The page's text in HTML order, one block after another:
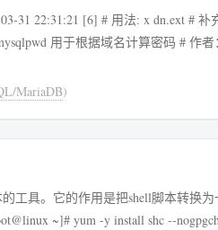
31 22:31:21 [6] # 用法: x dn.ext # 补
MariaDB)
工具。它的作用是把shell脚本转换